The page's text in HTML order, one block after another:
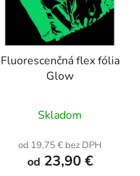
Fluorescenčná flex fólia
Glow
Skladom
od 19,75 € bez DPH
od 23,90 €